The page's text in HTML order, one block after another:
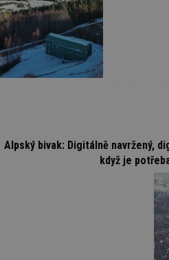
Alpský bivak: Digitálně navržený,
když je